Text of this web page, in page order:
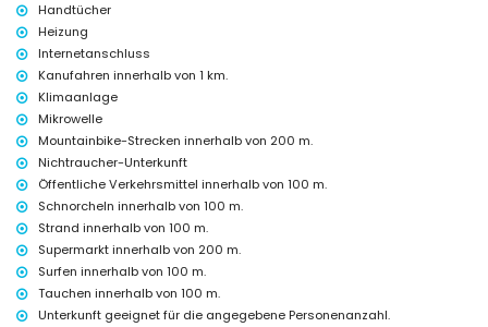
Unterhaltung und Freizeitaktivitäten für Ihren Urlaub in San Juan
de los Terreros, Andalusien
Bar und Promenade (innerhalb von 500 Metern vom Haus)
Wasserpark (Agua Vera) (innerhalb von 10 Kilometern vom Haus)
Sehenswürdigkeiten und Kultur in San Juan de los Terreros,
Andalusien
Ruine (innerhalb von 1000 Metern von der Unterkunft)
Schloss (Schloss San Juan de los Terreros), Denkmal (La Geoda) und
historischer Ort (innerhalb von 5 Kilometern von der Unterkunft)
Museum (Águilas), Kirche (Águilas) und architektonisches Gebäude
(innerhalb von 25 Kilometern von der Unterkunft)
Sport
Wandern, Mountainbiking, Radfahren, Kanufahren, Tauchen,
Schnorcheln, Surfen und Windsurfen (innerhalb von 1000 Metern vom
Handtücher
Heizung
Internetanschluss
Kanufahren innerhalb von 1 km.
Klimaanlage
Mikrowelle
Mountainbike-Strecken innerhalb von 200 m.
Nichtraucher-Unterkunft
Öffentliche Verkehrsmittel innerhalb von 100 m.
Schnorcheln innerhalb von 100 m.
Strand innerhalb von 100 m.
Supermarkt innerhalb von 200 m.
Surfen innerhalb von 100 m.
Tauchen innerhalb von 100 m.
Unterkunft geeignet für die angegebene Personenanzahl.